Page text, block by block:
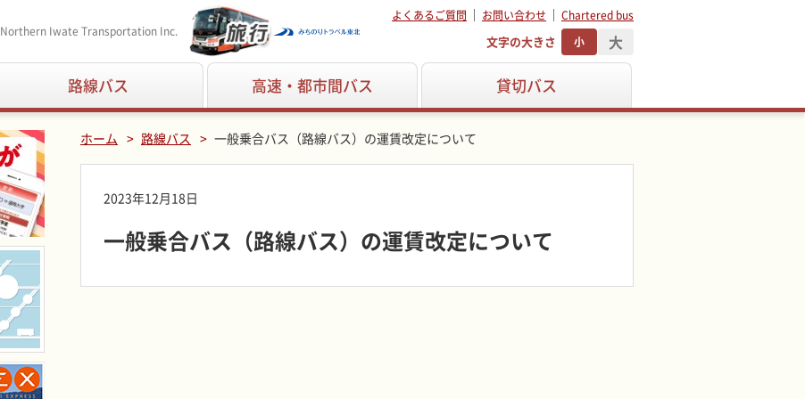
Northern Iwate Transportation Inc.
よくあるご質問 お問い合わせ Chartered bus
文字の大きさ 小 大
路線バス 高速・都市間バス 貸切バス
ホーム 路線バス 一般乗合バス（路線バス）の運賃改定について
2023年12月18日
一般乗合バス（路線バス）の運賃改定について